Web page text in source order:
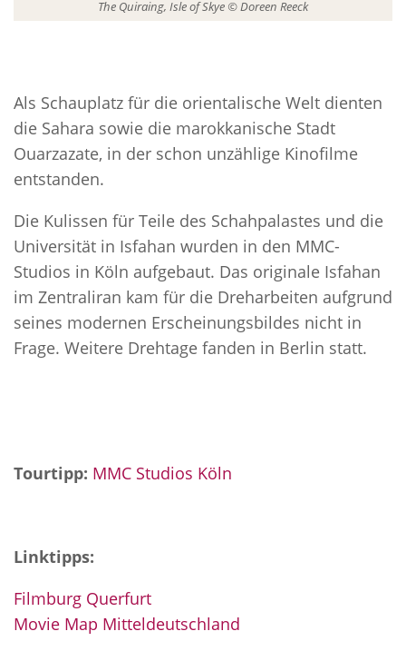
The Quiraing, Isle of Skye © Doreen Reeck
Als Schauplatz für die orientalische Welt dienten
die Sahara sowie die marokkanische Stadt
Ouarzazate, in der schon unzählige Kinofilme
entstanden.
Die Kulissen für Teile des Schahpalastes und die
Universität in Isfahan wurden in den MMC-
Studios in Köln aufgebaut. Das originale Isfahan
im Zentraliran kam für die Dreharbeiten aufgrund
seines modernen Erscheinungsbildes nicht in
Frage. Weitere Drehtage fanden in Berlin statt.
Tourtipp: MMC Studios Köln
Linktipps:
Filmburg Querfurt
Movie Map Mitteldeutschland